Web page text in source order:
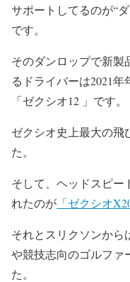
サポートしてるのが“
です。
そのダンロップで新製
るドライバーは2021
「ゼクシオ12 」です。
ゼクシオ史上最大の飛
た。
そして、ヘッドスピー
れたのが 「ゼクシオ
それとスリクソンから
や競技志向のゴルファ
た。